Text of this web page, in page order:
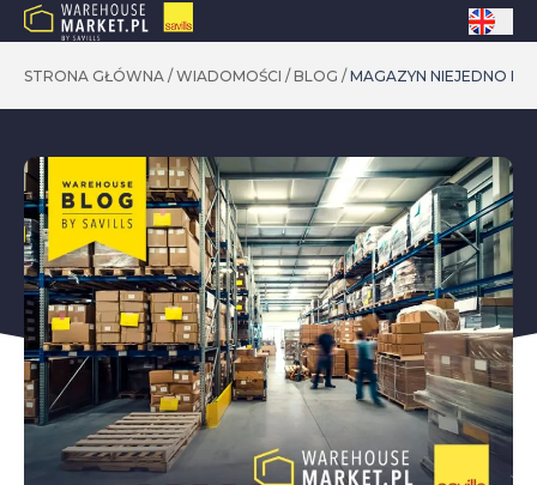
STRONA GŁÓWNA / WIADOMOŚCI / BLOG / MAGAZYN NIEJEDNO